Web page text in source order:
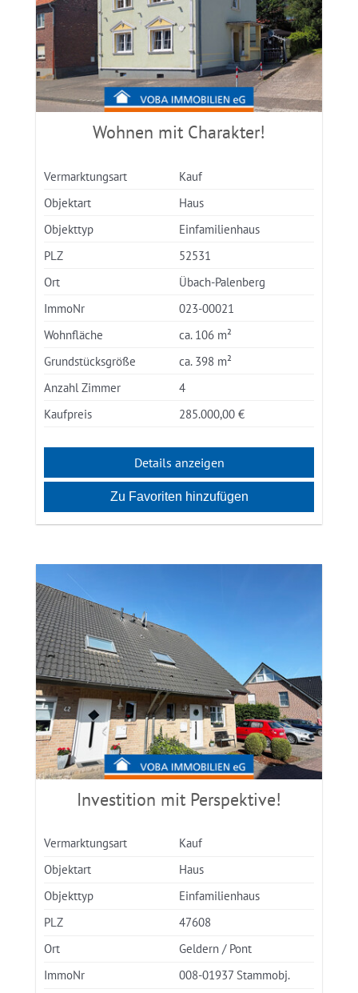
Wohnen mit Charakter!
Vermarktungsart
Kauf
Objektart
Haus
Objekttyp
Einfamilienhaus
PLZ
52531
Ort
Übach-Palenberg
ImmoNr
023-00021
Wohnfläche
ca. 106 m²
Grundstücksgröße
ca. 398 m²
Anzahl Zimmer
4
Kaufpreis
285.000,00 €
Details anzeigen
Zu Favoriten hinzufügen
Investition mit Perspektive!
Vermarktungsart
Kauf
Objektart
Haus
Objekttyp
Einfamilienhaus
PLZ
47608
Ort
Geldern / Pont
ImmoNr
008-01937 Stammobj.